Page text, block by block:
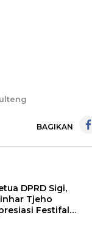
BAGIKAN
DPRD Sigi,
Tjeho
Festifal